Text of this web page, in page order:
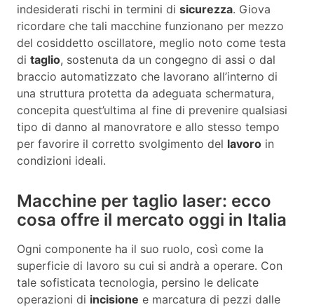
indesiderati rischi in termini di sicurezza. Giova
ricordare che tali macchine funzionano per mezzo
del cosiddetto oscillatore, meglio noto come testa
di taglio, sostenuta da un congegno di assi o dal
braccio automatizzato che lavorano all’interno di
una struttura protetta da adeguata schermatura,
concepita quest’ultima al fine di prevenire qualsiasi
tipo di danno al manovratore e allo stesso tempo
per favorire il corretto svolgimento del lavoro in
condizioni ideali.
Macchine per taglio laser: ecco
cosa offre il mercato oggi in Italia
Ogni componente ha il suo ruolo, così come la
superficie di lavoro su cui si andrà a operare. Con
tale sofisticata tecnologia, persino le delicate
operazioni di incisione e marcatura di pezzi dalle